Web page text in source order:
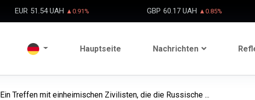
EUR 51.54 UAH ▲0.91% GBP 60.17 UAH ▲0.85%
Hauptseite Nachrichten
Ein Treffen mit einheimischen Zivilisten, die die Russische ...